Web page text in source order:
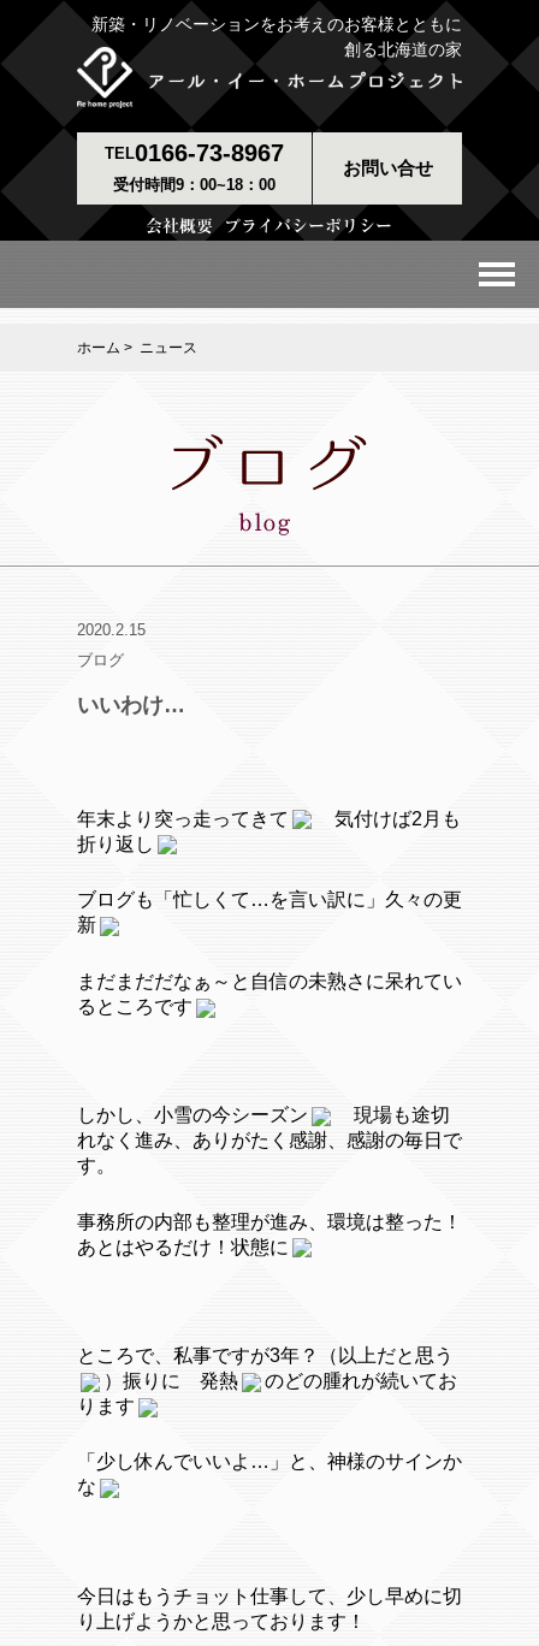
新築・リノベーションをお考えのお客様とともに
創る北海道の家
TEL0166-73-8967
受付時間9：00~18：00
お問い合せ
ホーム > ニュース
2020.2.15
ブログ
いいわけ…
年末より突っ走ってきて
気付けば2月も
折り返し
ブログも「忙しくて…を言い訳に」久々の更
新
まだまだだなぁ～と自信の未熟さに呆れてい
るところです
しかし、小雪の今シーズン
現場も途切
れなく進み、ありがたく感謝、感謝の毎日で
す。
事務所の内部も整理が進み、環境は整った！
あとはやるだけ！状態に
ところで、私事ですが3年？（以上だと思う
）振りに 発熱
のどの腫れが続いてお
ります
「少し休んでいいよ…」と、神様のサインか
な
今日はもうチョット仕事して、少し早めに切
り上げようかと思っております！